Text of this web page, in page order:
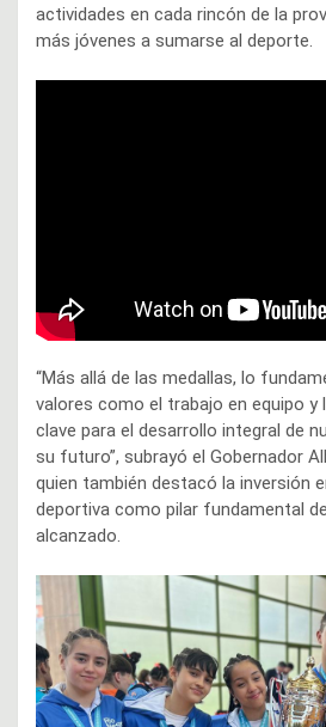
actividades en cada rincón de la
más jóvenes a sumarse al deporte.
“Más allá de las medallas, lo
valores como el trabajo en equipo y
clave para el desarrollo integral de
su futuro”, subrayó el Gobernador
quien también destacó la inversión
deportiva como pilar fundamental
alcanzado.